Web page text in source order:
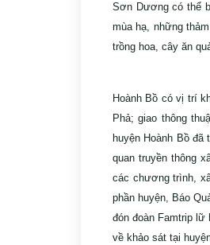
Sơn Dương có thể
mùa hạ, những
trồng hoa, cây ăn
Hoành Bồ có vị trí
Phả; giao thông
huyện Hoành Bồ
quan truyền thông
các chương trình,
phần huyện, Báo
đón đoàn Famtrip lữ
về khảo sát tại